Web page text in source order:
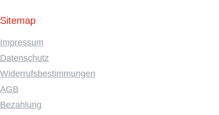
Sitemap
Impressum
Datenschutz
Widerrufsbestimmungen
AGB
Bezahlung